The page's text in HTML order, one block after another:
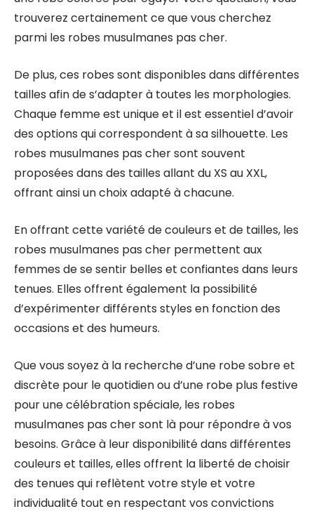
trouverez certainement ce que vous cherchez
parmi les robes musulmanes pas cher.
De plus, ces robes sont disponibles dans différentes
tailles afin de s’adapter à toutes les morphologies.
Chaque femme est unique et il est essentiel d’avoir
des options qui correspondent à sa silhouette. Les
robes musulmanes pas cher sont souvent
proposées dans des tailles allant du XS au XXL,
offrant ainsi un choix adapté à chacune.
En offrant cette variété de couleurs et de tailles, les
robes musulmanes pas cher permettent aux
femmes de se sentir belles et confiantes dans leurs
tenues. Elles offrent également la possibilité
d’expérimenter différents styles en fonction des
occasions et des humeurs.
Que vous soyez à la recherche d’une robe sobre et
discrète pour le quotidien ou d’une robe plus festive
pour une célébration spéciale, les robes
musulmanes pas cher sont là pour répondre à vos
besoins. Grâce à leur disponibilité dans différentes
couleurs et tailles, elles offrent la liberté de choisir
des tenues qui reflètent votre style et votre
individualité tout en respectant vos convictions